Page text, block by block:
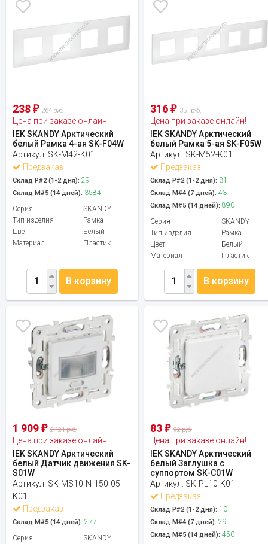
238 ₽ 264 руб.
Цена при заказе онлайн!
IEK SKANDY Арктический
белый Рамка 4-ая SK-F04W
Артикул: SK-M42-K01
Предзаказ
Склад Р#2 (1-2 дня): 29
Склад М#5 (14 дней): 3584
Серия
SKANDY
Тип изделия
Рамка
Цвет
Белый
Материал
Пластик
В корзину
316₽ 351 руб.
Цена при заказе онлайн!
IEK SKANDY Арктический
белый Рамка 5-ая SK-F05W
Артикул: SK-M52-K01
Предзаказ
Склад Р#2 (1-2 дня): 31
Склад М#4 (7 дней): 43
Склад М#5 (14 дней): 890
Серия
SKANDY
Тип изделия
Рамка
Цвет
Белый
Материал
Пластик
В корзину
1 909 ₽ 2 121 руб.
Цена при заказе онлайн!
IEK SKANDY Арктический
белый Датчик движения SK-
S01W
Артикул: SK-MS10-N-150-05-
K01
Предзаказ
Склад М#5 (14 дней): 277
Серия
SKANDY
83₽ 92 руб.
Цена при заказе онлайн!
IEK SKANDY Арктический
белый Заглушка с
суппортом SK-C01W
Артикул: SK-PL10-K01
Предзаказ
Склад Р#2 (1-2 дня): 10
Склад М#4 (7 дней): 29
Склад М#5 (14 дней): 450